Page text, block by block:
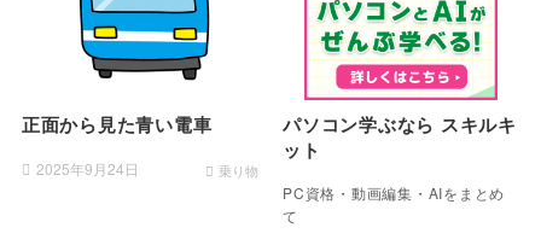
正面から見た青い電車
2025年9月24日 乗り物
パソコン学ぶなら スキルキ
ット
PC資格・動画編集・AIをまとめ
て